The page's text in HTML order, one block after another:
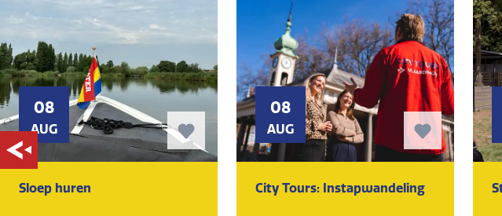
08
AUG
Sloep huren
08
AUG
City Tours: Instapwandeling